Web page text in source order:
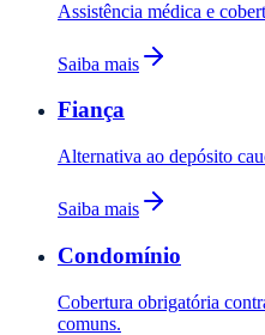
Assistência médica e
Saiba mais
Fiança
Alternativa ao depósito
Saiba mais
Condomínio
Cobertura obrigatória
comuns.